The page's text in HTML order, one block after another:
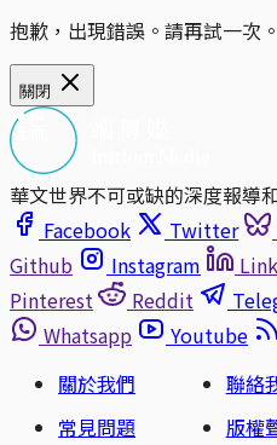
抱歉，出現錯誤。請再試一次。
關閉
華文世界不可或缺的深度報導
Facebook
Twitter
Github
Instagram
Pinterest
Reddit
Whatsapp
Youtube
關於我們
聯絡
常見問題
版權